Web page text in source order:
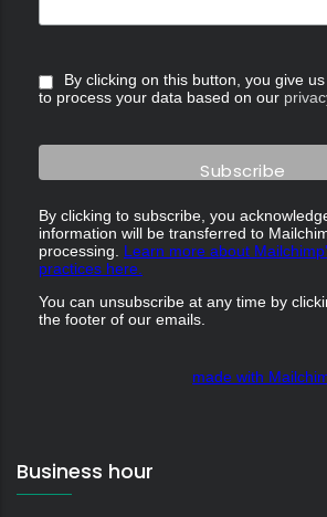
By clicking on this button, you give
to process your data based on our
By clicking to subscribe, you
information will be transferred to
processing. Learn more about
practices here.
You can unsubscribe at any time by
the footer of our emails.
made with
Business hour